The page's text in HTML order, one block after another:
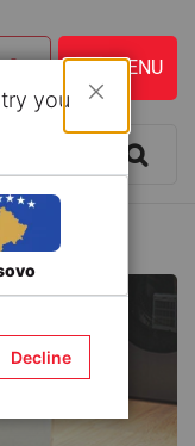
you
Decline